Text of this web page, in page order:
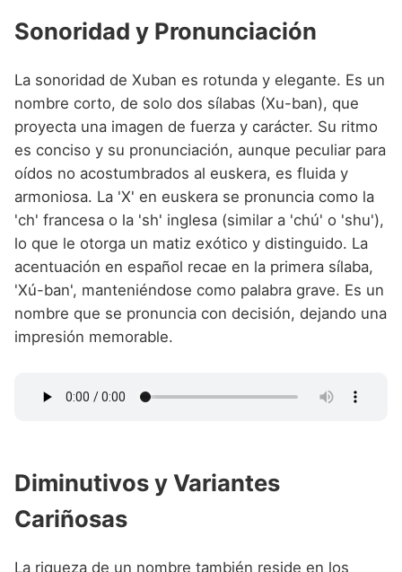
Sonoridad y Pronunciación
La sonoridad de Xuban es rotunda y elegante. Es un
nombre corto, de solo dos sílabas (Xu-ban), que
proyecta una imagen de fuerza y carácter. Su ritmo
es conciso y su pronunciación, aunque peculiar para
oídos no acostumbrados al euskera, es fluida y
armoniosa. La 'X' en euskera se pronuncia como la
'ch' francesa o la 'sh' inglesa (similar a 'chú' o 'shu'),
lo que le otorga un matiz exótico y distinguido. La
acentuación en español recae en la primera sílaba,
'Xú-ban', manteniéndose como palabra grave. Es un
nombre que se pronuncia con decisión, dejando una
impresión memorable.
Diminutivos y Variantes
Cariñosas
La riqueza de un nombre también reside en los